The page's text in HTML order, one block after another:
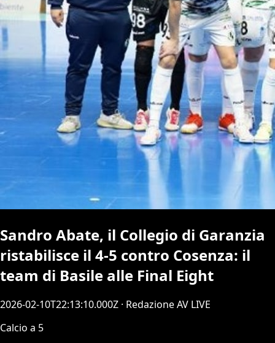
Sandro Abate, il Collegio di Garanzia
ristabilisce il 4-5 contro Cosenza: il
team di Basile alle Final Eight
2026-02-10T22:13:10.000Z · Redazione AV LIVE
Calcio a 5